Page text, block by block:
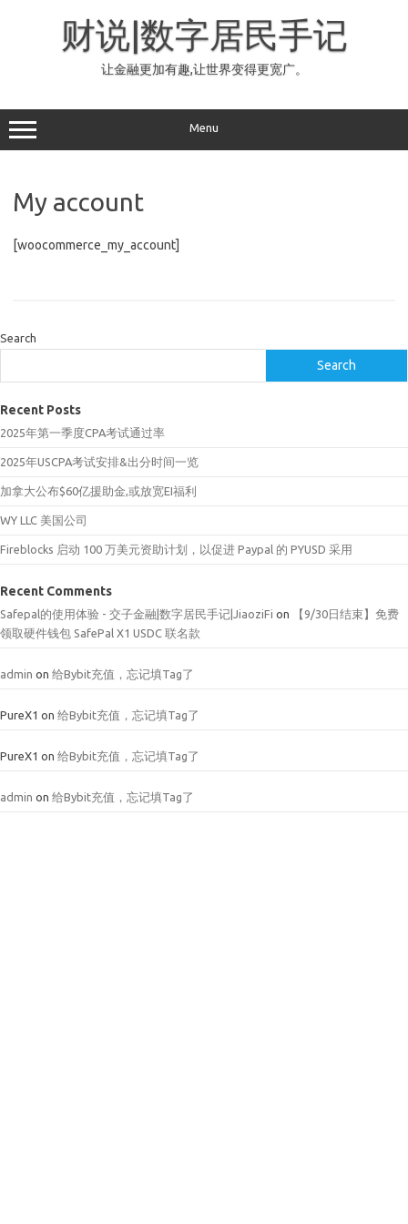
财说|数字居民手记
让金融更加有趣,让世界变得更宽广。
Menu
My account
[woocommerce_my_account]
Search
Search
Recent Posts
2025年第一季度CPA考试通过率
2025年USCPA考试安排&出分时间一览
加拿大公布$60亿援助金,或放宽EI福利
WY LLC 美国公司
Fireblocks 启动 100 万美元资助计划，以促进 Paypal 的 PYUSD 采用
Recent Comments
Safepal的使用体验 - 交子金融|数字居民手记|JiaoziFi on
【9/30日结束】免费
领取硬件钱包 SafePal X1 USDC 联名款
admin on 给Bybit充值，忘记填Tag了
PureX1 on 给Bybit充值，忘记填Tag了
PureX1 on 给Bybit充值，忘记填Tag了
admin on 给Bybit充值，忘记填Tag了